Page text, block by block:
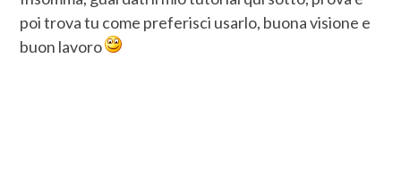
poi trova tu come preferisci usarlo, buona visione e
buon lavoro